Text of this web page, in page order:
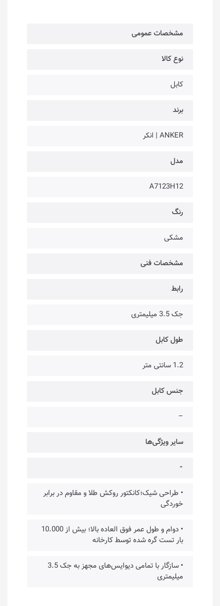
مشخصات عمومی
نوع کالا
کابل
برند
ANKER | انکر
مدل
A7123H12
رنگ
مشکی
مشخصات فنی
رابط
جک 3.5 میلیمتری
طول کابل
1.2 سانتی متر
جنس کابل
–
سایر ویژگی‌ها
⁃
• طراحی شیک؛کانکتور روکش طلا و مقاوم در برابر
خوردگی
• دوام و طول عمر فوق العاده بالا؛ بیش از 10.000
بار تست گره شده توسط کارخانه
• سازگار با تمامی دیوایس‌های مجهز به جک 3.5
میلیمتری